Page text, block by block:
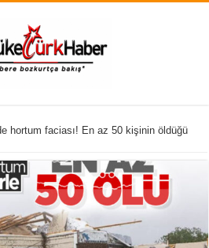
hortum faciası! En az 50 kişinin öldüğü